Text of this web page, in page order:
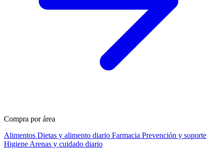
Compra por área
Alimentos Dietas y alimento diario Farmacia Prevención y soporte
Higiene Arenas y cuidado diario